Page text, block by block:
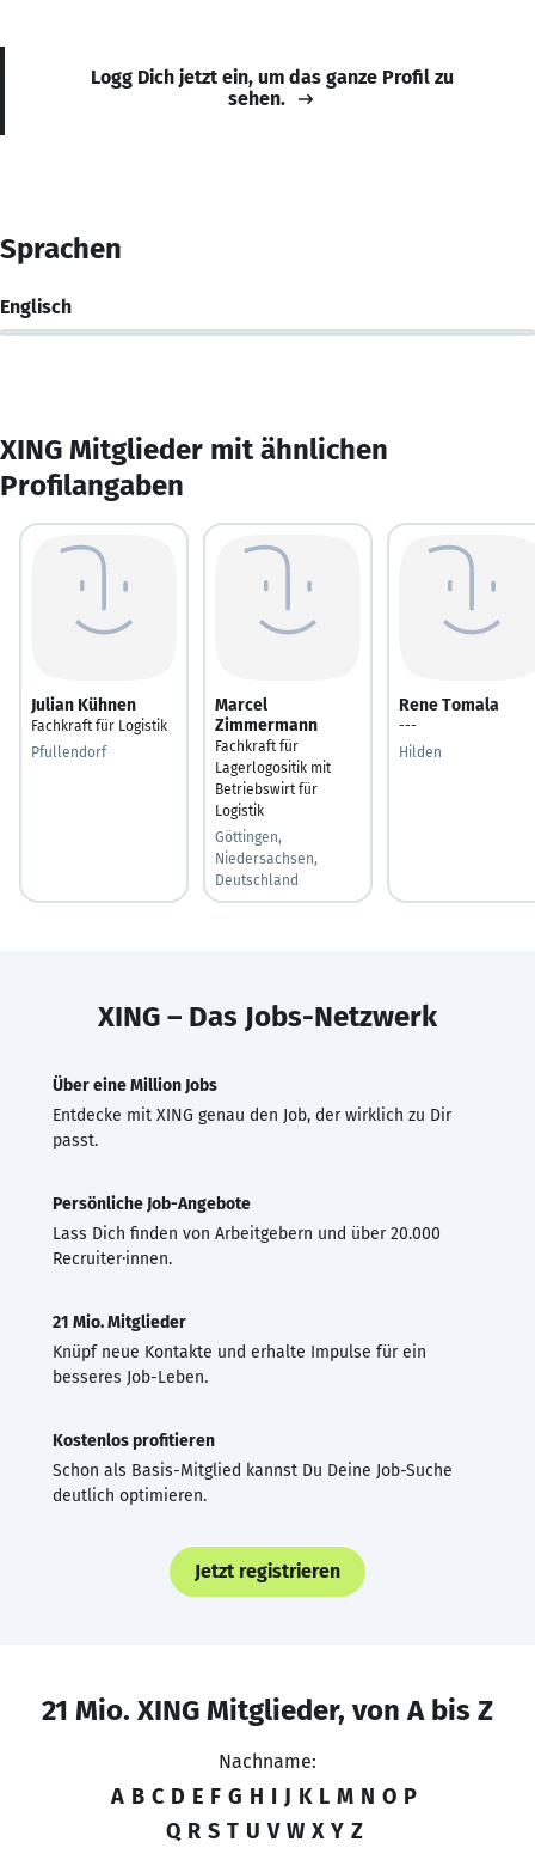
Logg Dich jetzt ein, um das ganze Profil zu
sehen.
Sprachen
Englisch
XING Mitglieder mit ähnlichen
Profilangaben
Julian Kühnen
Fachkraft für Logistik
Pfullendorf
Marcel
Zimmermann
Fachkraft für
Lagerlogositik mit
Betriebswirt für
Logistik
Göttingen,
Niedersachsen,
Deutschland
Rene Tomala
---
Hilden
XING – Das Jobs-Netzwerk
Über eine Million Jobs
Entdecke mit XING genau den Job, der wirklich zu Dir
passt.
Persönliche Job-Angebote
Lass Dich finden von Arbeitgebern und über 20.000
Recruiter·innen.
21 Mio. Mitglieder
Knüpf neue Kontakte und erhalte Impulse für ein
besseres Job-Leben.
Kostenlos profitieren
Schon als Basis-Mitglied kannst Du Deine Job-Suche
deutlich optimieren.
Jetzt registrieren
21 Mio. XING Mitglieder, von A bis Z
Nachname:
A B C D E F G H I J K L M N O P
Q R S T U V W X Y Z